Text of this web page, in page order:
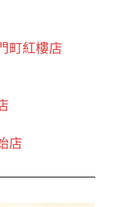
町紅樓店
店